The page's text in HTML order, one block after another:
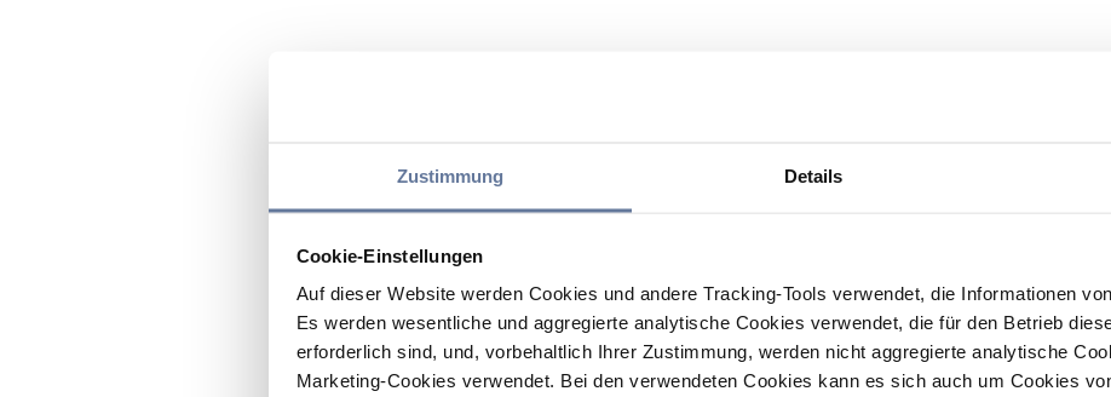
Zustimmung Details
Cookie-Einstellungen
Auf dieser Website werden Cookies und andere Tracking-Tools verwendet, die Informationen
Es werden wesentliche und aggregierte analytische Cookies verwendet, die für den Betrieb
erforderlich sind, und, vorbehaltlich Ihrer Zustimmung, werden nicht aggregierte analytische
Marketing-Cookies verwendet. Bei den verwendeten Cookies kann es sich auch um Cookies